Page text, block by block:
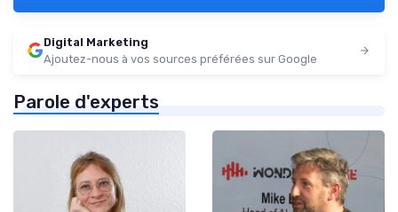
Digital Marketing
Ajoutez-nous à vos sources préférées sur Google
Parole d'experts